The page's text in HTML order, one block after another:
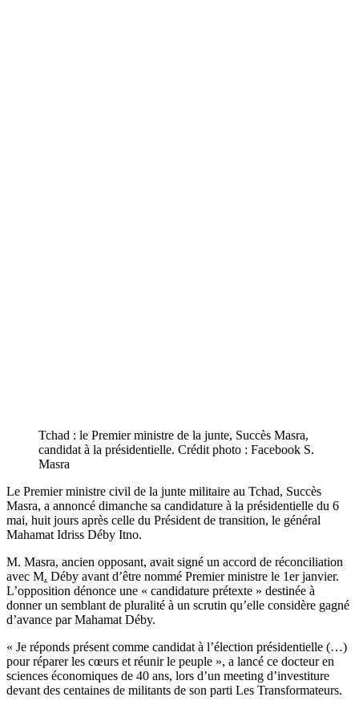
Tchad : le Premier ministre de la junte, Succès Masra,
candidat à la présidentielle. Crédit photo : Facebook S.
Masra
Le Premier ministre civil de la junte militaire au Tchad, Succès
Masra, a annoncé dimanche sa candidature à la présidentielle du 6
mai, huit jours après celle du Président de transition, le général
Mahamat Idriss Déby Itno.
M. Masra, ancien opposant, avait signé un accord de réconciliation
avec M. Déby avant d’être nommé Premier ministre le 1er janvier.
L’opposition dénonce une « candidature prétexte » destinée à
donner un semblant de pluralité à un scrutin qu’elle considère gagné
d’avance par Mahamat Déby.
« Je réponds présent comme candidat à l’élection présidentielle (…)
pour réparer les cœurs et réunir le peuple », a lancé ce docteur en
sciences économiques de 40 ans, lors d’un meeting d’investiture
devant des centaines de militants de son parti Les Transformateurs.